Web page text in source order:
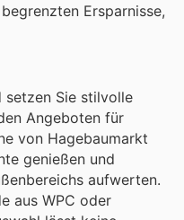
Ersparnisse,
setzen Sie stilvolle
Angeboten für
von Hagebaumarkt
genießen und
aufwerten.
aus WPC oder